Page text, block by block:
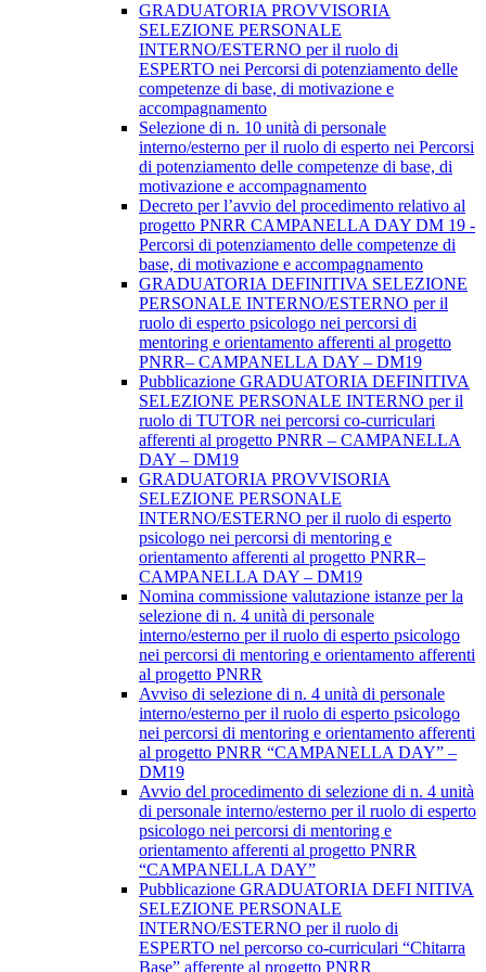
GRADUATORIA PROVVISORIA
SELEZIONE PERSONALE
INTERNO/ESTERNO per il ruolo di
ESPERTO nei Percorsi di potenziamento delle
competenze di base, di motivazione e
accompagnamento
Selezione di n. 10 unità di personale
interno/esterno per il ruolo di esperto nei Percorsi
di potenziamento delle competenze di base, di
motivazione e accompagnamento
Decreto per l’avvio del procedimento relativo al
progetto PNRR CAMPANELLA DAY DM 19 -
Percorsi di potenziamento delle competenze di
base, di motivazione e accompagnamento
GRADUATORIA DEFINITIVA SELEZIONE
PERSONALE INTERNO/ESTERNO per il
ruolo di esperto psicologo nei percorsi di
mentoring e orientamento afferenti al progetto
PNRR– CAMPANELLA DAY – DM19
Pubblicazione GRADUATORIA DEFINITIVA
SELEZIONE PERSONALE INTERNO per il
ruolo di TUTOR nei percorsi co-curriculari
afferenti al progetto PNRR – CAMPANELLA
DAY – DM19
GRADUATORIA PROVVISORIA
SELEZIONE PERSONALE
INTERNO/ESTERNO per il ruolo di esperto
psicologo nei percorsi di mentoring e
orientamento afferenti al progetto PNRR–
CAMPANELLA DAY – DM19
Nomina commissione valutazione istanze per la
selezione di n. 4 unità di personale
interno/esterno per il ruolo di esperto psicologo
nei percorsi di mentoring e orientamento afferenti
al progetto PNRR
Avviso di selezione di n. 4 unità di personale
interno/esterno per il ruolo di esperto psicologo
nei percorsi di mentoring e orientamento afferenti
al progetto PNRR “CAMPANELLA DAY” –
DM19
Avvio del procedimento di selezione di n. 4 unità
di personale interno/esterno per il ruolo di esperto
psicologo nei percorsi di mentoring e
orientamento afferenti al progetto PNRR
“CAMPANELLA DAY”
Pubblicazione GRADUATORIA DEFI NITIVA
SELEZIONE PERSONALE
INTERNO/ESTERNO per il ruolo di
ESPERTO nel percorso co-curriculari “Chitarra
Base” afferente al progetto PNRR